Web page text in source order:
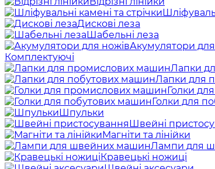
Дискові леза
Шабельні леза
Акумулятори
Комплектуючі
Лапки
Лапки для
Голки
Голки для
Шпульки
Швейні
Магніти та лінійки
Лампи для
Кравецькі ножиці